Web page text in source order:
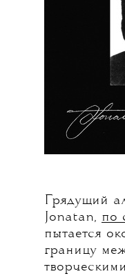
Грядущий
Jonatan, по
пытается
границу